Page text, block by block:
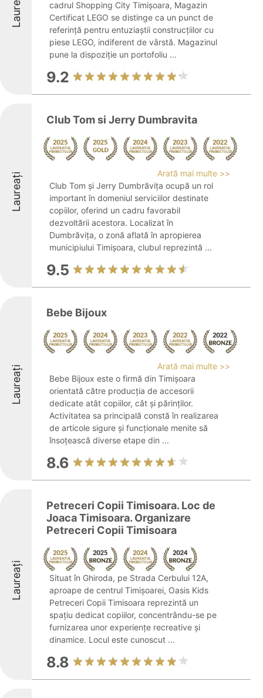
cadrul Shopping City Timișoara, Magazin
Certificat LEGO se distinge ca un punct de
referință pentru entuziaștii construcțiilor cu
piese LEGO, indiferent de vârstă. Magazinul
pune la dispoziție un portofoliu ...
9.2
Laureați
Club Tom si Jerry Dumbravita
Arată mai multe >>
Club Tom și Jerry Dumbrăvița ocupă un rol
important în domeniul serviciilor destinate
copiilor, oferind un cadru favorabil
dezvoltării acestora. Localizat în
Dumbrăvița, o zonă aflată în apropierea
municipiului Timișoara, clubul reprezintă ...
9.5
Laureați
Bebe Bijoux
Arată mai multe >>
Bebe Bijoux este o firmă din Timișoara
orientată către producția de accesorii
dedicate atât copiilor, cât și părinților.
Activitatea sa principală constă în realizarea
de articole sigure și funcționale menite să
însoțească diverse etape din ...
8.6
Laureați
Petreceri Copii Timisoara. Loc de
Joaca Timisoara. Organizare
Petreceri Copii Timisoara
Situat în Ghiroda, pe Strada Cerbului 12A,
aproape de centrul Timișoarei, Oasis Kids
Petreceri Copii Timisoara reprezintă un
spațiu dedicat copiilor, concentrându-se pe
furnizarea unor experiențe recreative și
dinamice. Locul este cunoscut ...
8.8